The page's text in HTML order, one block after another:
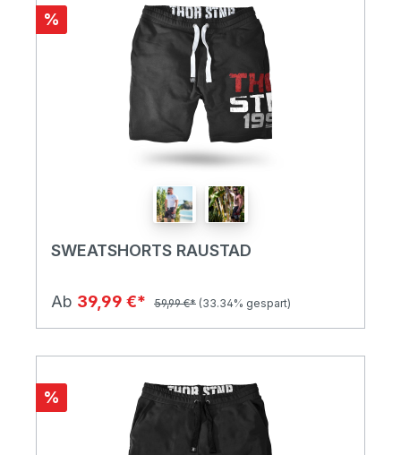
%
SWEATSHORTS RAUSTAD
Ab 39,99 €* 59,99 €* (33.34% gespart)
%